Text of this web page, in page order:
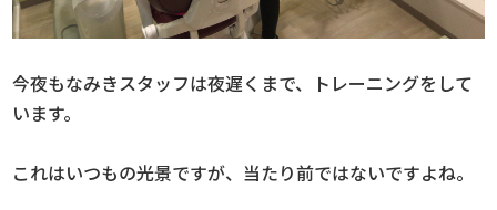
今夜もなみきスタッフは夜遅くまで、トレーニングをして
います。
これはいつもの光景ですが、当たり前ではないですよね。